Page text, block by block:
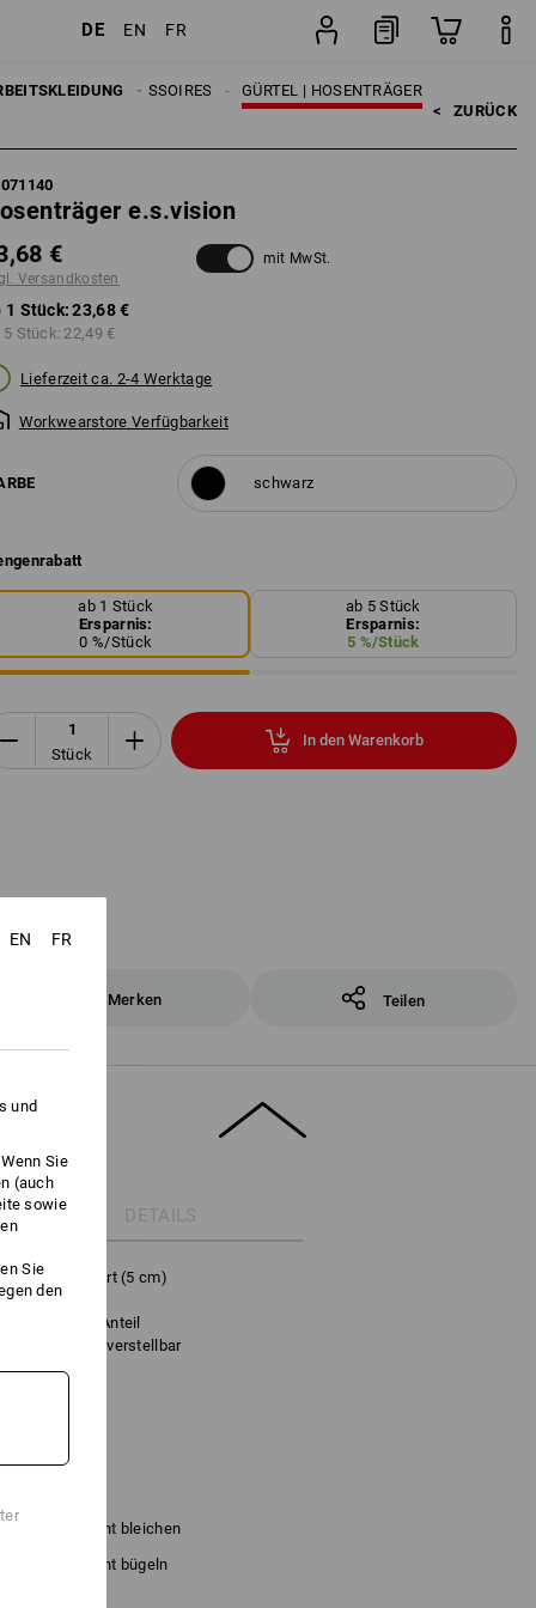
DE EN FR
GÜRTEL | HOSENTRÄGER
ACCESSOIRES
HERREN
< ZURÜCK
e.s.vision
€
Versandkosten
mit MwSt.
1 Stück: 23,68 €
5 Stück: 22,49 €
Lieferzeit ca. 2-4 Werktage
Workwearstore Verfügbarkeit
schwarz
ab 1 Stück
Ersparnis:
0 %/Stück
ab 5 Stück
Ersparnis:
5 %/Stück
Stück
In den Warenkorb
Merken Teilen
DETAILS
breitem Gurt (5 cm)
am Rücken
Stretch-Anteil
verstellbar
Nicht bleichen
Nicht bügeln
EN FR
und
Sie
(auch
sowie
Sie
den